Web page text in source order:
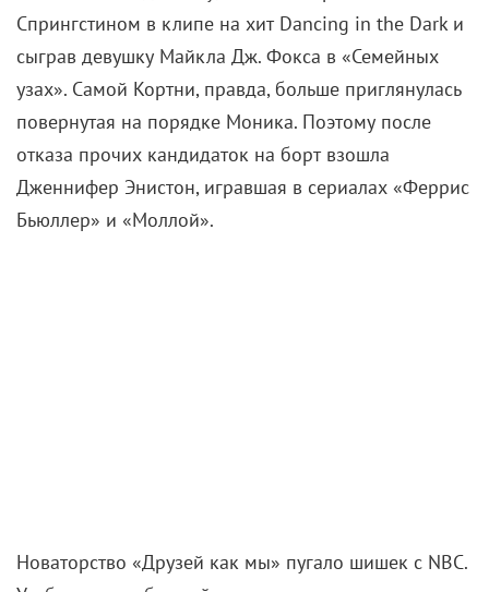
Новаторство «Друзей как мы» пугало шишек с NBC.
Уж больно необычной казалась целая группа
главных героев со своими переживаниями. Не
лучше ли посвятить сериал Монике, да и Кокс
раскрутить? Но легенда американского ТВ Джеймс
Берроуз, снимавший дебютный эпизод, настоял на
очаровывает пошлыми шуточками и эффектным